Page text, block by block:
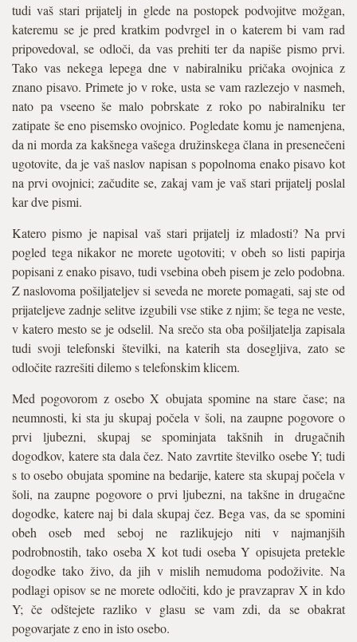
tudi vaš stari prijatelj in glede na postopek podvojitve možgan,
kateremu se je pred kratkim podvrgel in o katerem bi vam rad
pripovedoval, se odloči, da vas prehiti ter da napiše pismo prvi.
Tako vas nekega lepega dne v nabiralniku pričaka ovojnica z
znano pisavo. Primete jo v roke, usta se vam razlezejo v nasmeh,
nato pa vseeno še malo pobrskate z roko po nabiralniku ter
zatipate še eno pisemsko ovojnico. Pogledate komu je namenjena,
da ni morda za kakšnega vašega družinskega člana in presenečeni
ugotovite, da je vaš naslov napisan s popolnoma enako pisavo kot
na prvi ovojnici; začudite se, zakaj vam je vaš stari prijatelj poslal
kar dve pismi.
Katero pismo je napisal vaš stari prijatelj iz mladosti? Na prvi
pogled tega nikakor ne morete ugotoviti; v obeh so listi papirja
popisani z enako pisavo, tudi vsebina obeh pisem je zelo podobna.
Z naslovoma pošiljateljev si seveda ne morete pomagati, saj ste od
prijateljeve zadnje selitve izgubili vse stike z njim; še tega ne veste,
v katero mesto se je odselil. Na srečo sta oba pošiljatelja zapisala
tudi svoji telefonski številki, na katerih sta dosegljiva, zato se
odločite razrešiti dilemo s telefonskim klicem.
Med pogovorom z osebo X obujata spomine na stare čase; na
neumnosti, ki sta ju skupaj počela v šoli, na zaupne pogovore o
prvi ljubezni, skupaj se spominjata takšnih in drugačnih
dogodkov, katere sta dala čez. Nato zavrtite številko osebe Y; tudi
s to osebo obujata spomine na bedarije, katere sta skupaj počela v
šoli, na zaupne pogovore o prvi ljubezni, na takšne in drugačne
dogodke, katere naj bi dala skupaj čez. Bega vas, da se spomini
obeh oseb med seboj ne razlikujejo niti v najmanjših
podrobnostih, tako oseba X kot tudi oseba Y opisujeta pretekle
dogodke tako živo, da jih v mislih nemudoma podoživite. Na
podlagi opisov se ne morete odločiti, kdo je pravzaprav X in kdo
Y; če odštejete razliko v glasu se vam zdi, da se obakrat
pogovarjate z eno in isto osebo.